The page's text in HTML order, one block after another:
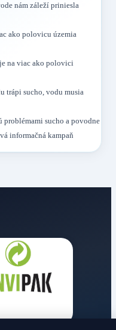
nám záleží priniesla
ako polovicu územia
na viac ako polovici
trápi sucho, vodu musia
sucho a povodne
informačná kampaň